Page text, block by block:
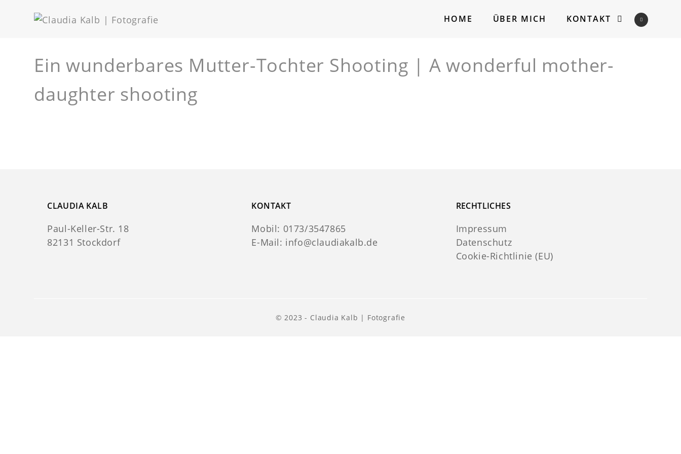
HOME ÜBER MICH KONTAKT
Ein wunderbares Mutter-Tochter Shooting | A wonderful mother-
daughter shooting
CLAUDIA KALB
Paul-Keller-Str. 18
82131 Stockdorf
KONTAKT
Mobil: 0173/3547865
E-Mail: info@claudiakalb.de
RECHTLICHES
Impressum
Datenschutz
Cookie-Richtlinie (EU)
© 2023 - Claudia Kalb | Fotografie